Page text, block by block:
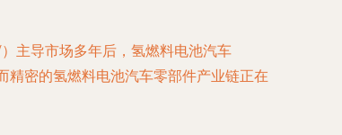
主导市场多年后，氢燃料电池汽车
精密的氢燃料电池汽车零部件产业链正在